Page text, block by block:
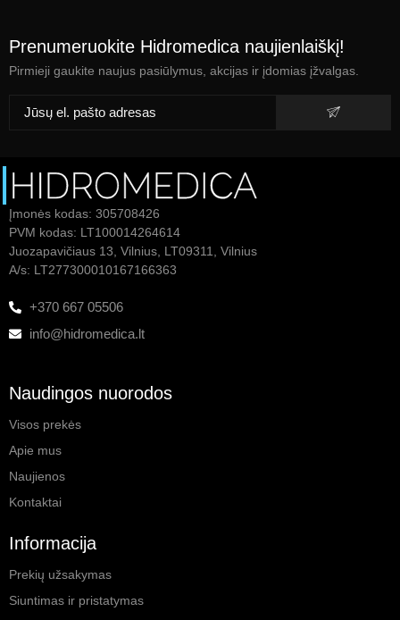
Prenumeruokite Hidromedica naujienlaiškį!
Pirmieji gaukite naujus pasiūlymus, akcijas ir įdomias įžvalgas.
Įmonės kodas: 305708426
PVM kodas: LT100014264614
Juozapavičiaus 13, Vilnius, LT09311, Vilnius
A/s: LT277300010167166363
+370 667 05506
info@hidromedica.lt
Naudingos nuorodos
Visos prekės
Apie mus
Naujienos
Kontaktai
Informacija
Prekių užsakymas
Siuntimas ir pristatymas